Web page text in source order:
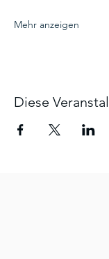
Mehr anzeigen
Diese